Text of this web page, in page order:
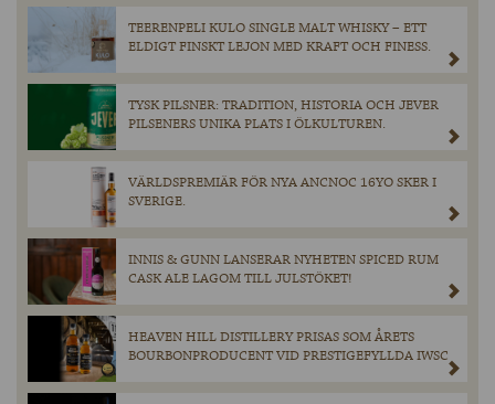
TEERENPELI KULO SINGLE MALT WHISKY – ETT
ELDIGT FINSKT LEJON MED KRAFT OCH FINESS.
TYSK PILSNER: TRADITION, HISTORIA OCH JEVER
PILSENERS UNIKA PLATS I ÖLKULTUREN.
VÄRLDSPREMIÄR FÖR NYA ANCNOC 16YO SKER I
SVERIGE.
INNIS & GUNN LANSERAR NYHETEN SPICED RUM
CASK ALE LAGOM TILL JULSTÖKET!
HEAVEN HILL DISTILLERY PRISAS SOM ÅRETS
BOURBONPRODUCENT VID PRESTIGEFYLLDA IWSC